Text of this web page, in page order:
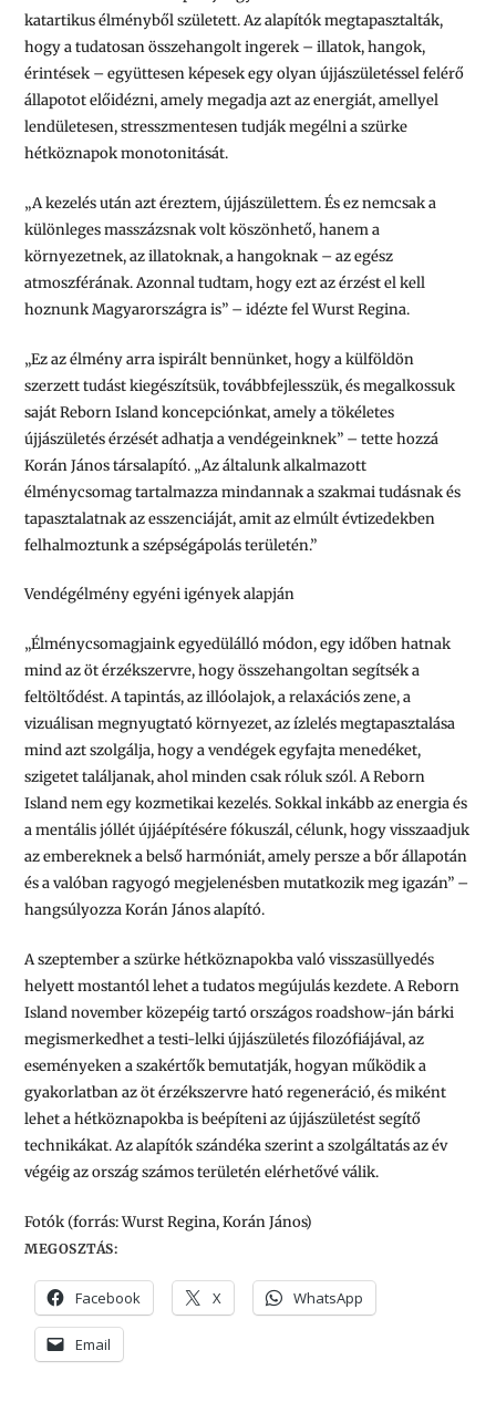
katartikus élményből született. Az alapítók megtapasztalták,
hogy a tudatosan összehangolt ingerek – illatok, hangok,
érintések – együttesen képesek egy olyan újjászületéssel felérő
állapotot előidézni, amely megadja azt az energiát, amellyel
lendületesen, stresszmentesen tudják megélni a szürke
hétköznapok monotonitását.
„A kezelés után azt éreztem, újjászülettem. És ez nemcsak a
különleges masszázsnak volt köszönhető, hanem a
környezetnek, az illatoknak, a hangoknak – az egész
atmoszférának. Azonnal tudtam, hogy ezt az érzést el kell
hoznunk Magyarországra is” – idézte fel Wurst Regina.
„Ez az élmény arra ispirált bennünket, hogy a külföldön
szerzett tudást kiegészítsük, továbbfejlesszük, és megalkossuk
saját Reborn Island koncepciónkat, amely a tökéletes
újjászületés érzését adhatja a vendégeinknek” – tette hozzá
Korán János társalapító. „Az általunk alkalmazott
élménycsomag tartalmazza mindannak a szakmai tudásnak és
tapasztalatnak az esszenciáját, amit az elmúlt évtizedekben
felhalmoztunk a szépségápolás területén.”
Vendégélmény egyéni igények alapján
„Élménycsomagjaink egyedülálló módon, egy időben hatnak
mind az öt érzékszervre, hogy összehangoltan segítsék a
feltöltődést. A tapintás, az illóolajok, a relaxációs zene, a
vizuálisan megnyugtató környezet, az ízlelés megtapasztalása
mind azt szolgálja, hogy a vendégek egyfajta menedéket,
szigetet találjanak, ahol minden csak róluk szól. A Reborn
Island nem egy kozmetikai kezelés. Sokkal inkább az energia és
a mentális jóllét újjáépítésére fókuszál, célunk, hogy visszaadjuk
az embereknek a belső harmóniát, amely persze a bőr állapotán
és a valóban ragyogó megjelenésben mutatkozik meg igazán” –
hangsúlyozza Korán János alapító.
A szeptember a szürke hétköznapokba való visszasüllyedés
helyett mostantól lehet a tudatos megújulás kezdete. A Reborn
Island november közepéig tartó országos roadshow-ján bárki
megismerkedhet a testi-lelki újjászületés filozófiájával, az
eseményeken a szakértők bemutatják, hogyan működik a
gyakorlatban az öt érzékszervre ható regeneráció, és miként
lehet a hétköznapokba is beépíteni az újjászületést segítő
technikákat. Az alapítók szándéka szerint a szolgáltatás az év
végéig az ország számos területén elérhetővé válik.
Fotók (forrás: Wurst Regina, Korán János)
MEGOSZTÁS:
Facebook X WhatsApp
Email